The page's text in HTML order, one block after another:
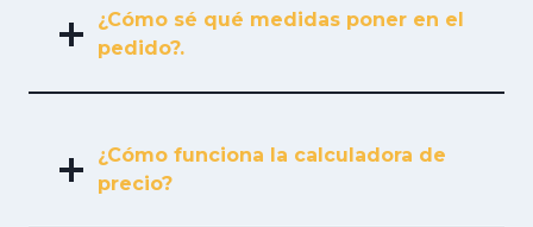
¿Cómo sé qué medidas poner en el
pedido?.
¿Cómo funciona la calculadora de
precio?